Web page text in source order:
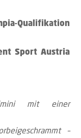
Qualifikation
Sport Austria
mit einer
–